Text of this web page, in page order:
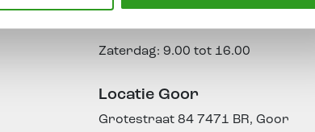
Zaterdag: 9.00 tot 16.00
Locatie Goor
Grotestraat 847471 BR, Goor